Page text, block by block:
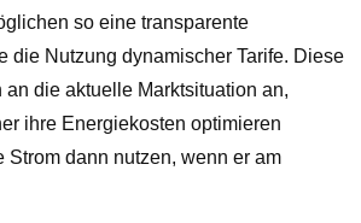
so eine transparente
die Nutzung dynamischer Tarife. Diese
an die aktuelle Marktsituation an,
ihre Energiekosten optimieren
Strom dann nutzen, wenn er am